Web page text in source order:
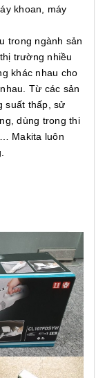
khoan, máy
trong ngành sản
trường nhiều
khác nhau cho
Từ các sản
suất thấp, sử
dùng trong thi
Makita luôn